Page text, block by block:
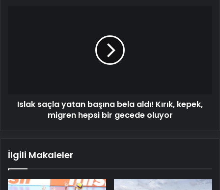
hepsiIslak saçla yatan başına bela aldı! Kırık, kepek,
migren hepsi bir gecede oluyor
İlgili Makaleler